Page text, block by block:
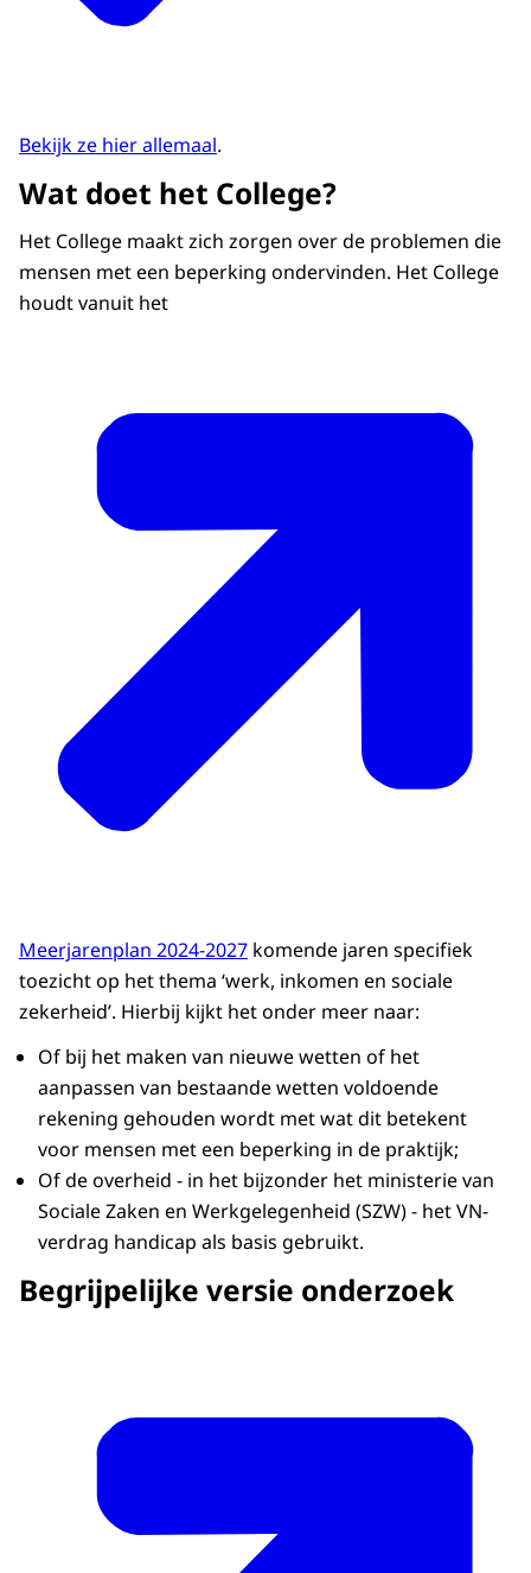
Bekijk ze hier allemaal.
Wat doet het College?
Het College maakt zich zorgen over de problemen die
mensen met een beperking ondervinden. Het College
houdt vanuit het
Meerjarenplan 2024-2027 komende jaren specifiek
toezicht op het thema ‘werk, inkomen en sociale
zekerheid’. Hierbij kijkt het onder meer naar:
Of bij het maken van nieuwe wetten of het
aanpassen van bestaande wetten voldoende
rekening gehouden wordt met wat dit betekent
voor mensen met een beperking in de praktijk;
Of de overheid - in het bijzonder het ministerie van
Sociale Zaken en Werkgelegenheid (SZW) - het VN-
verdrag handicap als basis gebruikt.
Begrijpelijke versie onderzoek